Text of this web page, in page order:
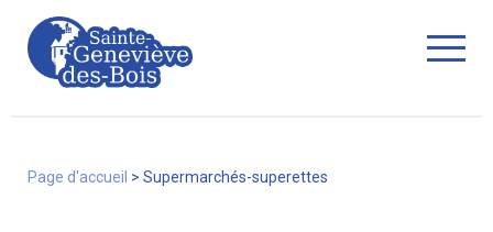
Page d'accueil > Supermarchés-superettes